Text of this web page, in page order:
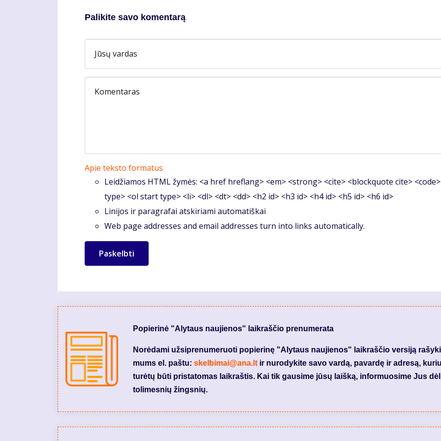
Palikite savo komentarą
Jūsų vardas
Komentaras
Apie teksto formatus
Leidžiamos HTML žymės: <a href hreflang> <em> <strong> <cite> <blockquote cite>
type> <ol start type> <li> <dl> <dt> <dd> <h2 id> <h3 id> <h4 id> <h5 id> <h6 id>
Linijos ir paragrafai atskiriami automatiškai
Web page addresses and email addresses turn into links automatically.
Popierinė "Alytaus naujienos" laikraščio prenumerata
Norėdami užsiprenumeruoti popierinę "Alytaus naujienos" laikraščio versiją
mums el. paštu:skelbimai@ana.lt ir nurodykite savo vardą, pavardę ir adresą,
turėtų būti pristatomas laikraštis. Kai tik gausime jūsų laišką, informuosime Jus dėl
tolimesnių žingsnių.